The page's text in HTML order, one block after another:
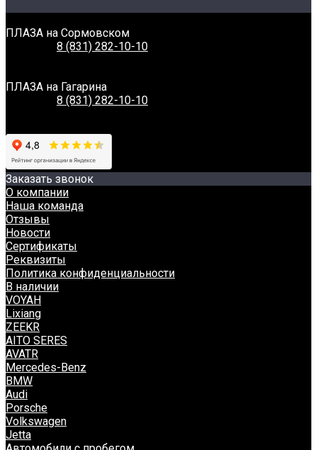
ПЛАЗА на Сормовском
8 (831) 282-10-10
ПЛАЗА на Гагарина
8 (831) 282-10-10
Заказать звонок
О компании
Наша команда
Отзывы
Новости
Сертификаты
Реквизиты
Политика конфиденциальности
В наличии
VOYAH
Lixiang
ZEEKR
AITO SERES
AVATR
Mercedes-Benz
BMW
Audi
Porsche
Volkswagen
Jetta